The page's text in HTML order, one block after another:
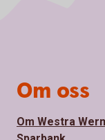
Om oss
Om Westra